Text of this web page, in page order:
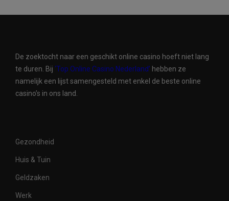
De zoektocht naar een geschikt online casino hoeft niet lang
te duren. Bij ‘Top Online Casino Nederland’ hebben ze
namelijk een lijst samengesteld met enkel de beste online
casino’s in ons land.
Gezondheid
Huis & Tuin
Geldzaken
Werk